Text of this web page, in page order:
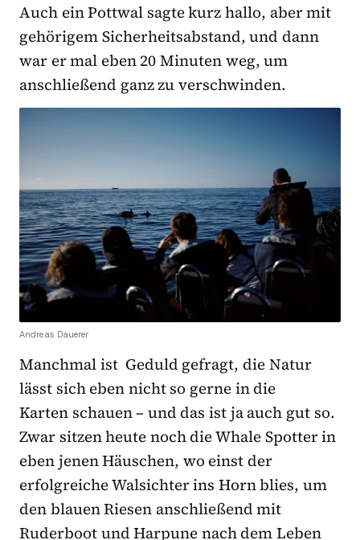
Auch ein Pottwal sagte kurz hallo, aber mit
gehörigem Sicherheitsabstand, und dann
war er mal eben 20 Minuten weg, um
anschließend ganz zu verschwinden.
Andreas Dauerer
Manchmal ist Geduld gefragt, die Natur
lässt sich eben nicht so gerne in die
Karten schauen – und das ist ja auch gut so.
Zwar sitzen heute noch die Whale Spotter in
eben jenen Häuschen, wo einst der
erfolgreiche Walsichter ins Horn blies, um
den blauen Riesen anschließend mit
Ruderboot und Harpune nach dem Leben